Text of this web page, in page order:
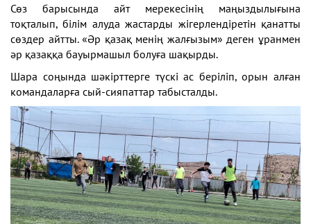
Сөз барысында айт мерекесінің маңыздылығына
тоқталып, білім алуда жастарды жігерлендіретін қанатты
сөздер айтты. «Әр қазақ менің жалғызым» деген ұранмен
әр қазаққа бауырмашыл болуға шақырды.
Шара соңында шәкірттерге түскі ас беріліп, орын алған
командаларға сый-сияпаттар табысталды.